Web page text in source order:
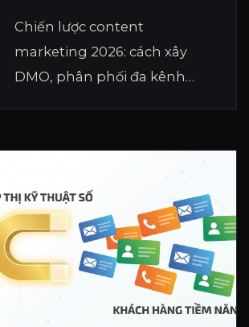
Chiến lược content
marketing 2026: cách xây
DMO, phân phối đa kênh
liên tục.